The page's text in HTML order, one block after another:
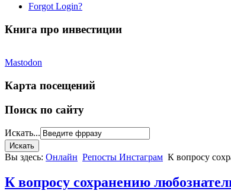
Forgot Login?
Книга про инвестиции
Mastodon
Карта посещений
Поиск по сайту
Искать...
Вы здесь: Онлайн Репосты Инстаграм К вопросу
К вопросу сохранению